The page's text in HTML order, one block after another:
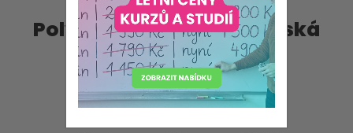
Polytechnická a badatelská
výuka